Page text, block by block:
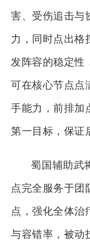
害、受伤追击与
力，同时点出格
发阵容的稳定性
可在核心节点点
手能力，前排加
第一目标，保证
蜀国辅助武
点完全服务于团
点，强化全体治
与容错率，被动